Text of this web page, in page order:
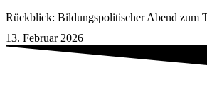
Rückblick: Bildungspolitischer Abend zum
13. Februar 2026